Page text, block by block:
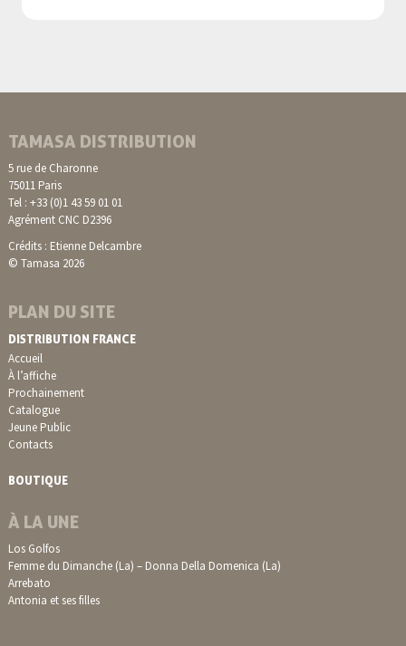
TAMASA DISTRIBUTION
5 rue de Charonne
75011 Paris
Tel : +33 (0)1 43 59 01 01
Agrément CNC D2396
Crédits : Etienne Delcambre
© Tamasa 2026
PLAN DU SITE
DISTRIBUTION FRANCE
Accueil
À l’affiche
Prochainement
Catalogue
Jeune Public
Contacts
BOUTIQUE
À LA UNE
Los Golfos
Femme du Dimanche (La) – Donna Della Domenica (La)
Arrebato
Antonia et ses filles